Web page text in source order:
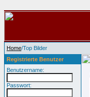
Home/Top Bilder
Registrierte Benutzer
Benutzername:
Passwort: